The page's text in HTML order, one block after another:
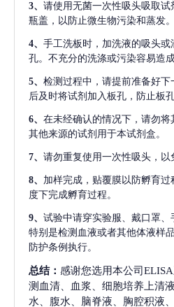
3、 请使用无菌一次性吸头吸取试
瓶盖，以防止微生物污染和蒸发。
4、 手工洗板时，加洗液的吸头或
孔。不充分的洗涤或污染容易造
5、 检测过程中，请提前准备好下
后及时将试剂加入板孔，防止板
6、 在未经确认的情况下，请勿
其他来源的试剂用于本试剂盒。
7、 请勿重复使用一次性吸头，以
8、 加样完成，贴覆膜以防孵育
度下完成孵育过程。
9、 试验中请穿实验服、戴口罩、
特别是检测血液或者其他体液样
防护条例执行。
总结： 感谢您选用本公司
测血清、血浆、细胞培养上清
水、腹水、脑脊液、胸腔积液